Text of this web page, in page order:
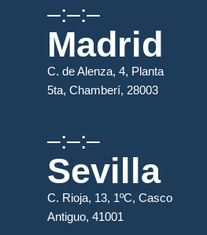
–:–:–
Madrid
C. de Alenza, 4, Planta
5ta, Chamberí, 28003
–:–:–
Sevilla
C. Rioja, 13, 1ºC, Casco
Antiguo, 41001